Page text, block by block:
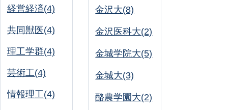
経営経済(4)
共同獣医(4)
理工学群(4)
芸術工(4)
情報理工(4)
金沢大(8)
金沢医科大(2)
金城学院大(5)
金城大(3)
酪農学園大(2)